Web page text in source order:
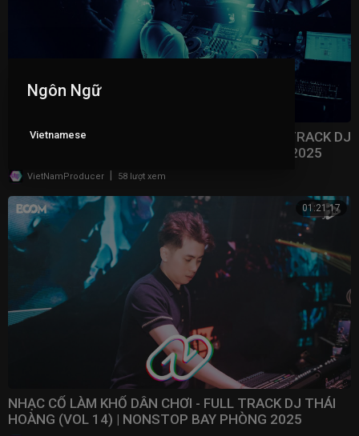
NHẠC CỔ LÀM KHỔ DÂN CHƠI (VOL.2) - FULL TRACK DJ
THÁI HOÀNG REMIX | NONSTOP BAY PHÒNG 2025
VietNamProducer 58 lượt xem
01:21:17
NHẠC CỔ LÀM KHỔ DÂN CHƠI - FULL TRACK DJ THÁI
HOÀNG (VOL 14) | NONSTOP BAY PHÒNG 2025
Ngôn Ngữ
Vietnamese